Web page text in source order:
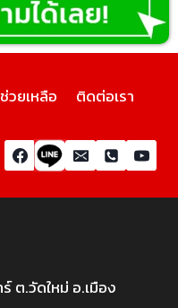
ช่วยเหลือ ติดต่อเรา
ต.วัดใหม่ อ.เมือง